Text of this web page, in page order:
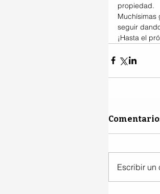
propiedad.
Muchísimas
seguir
¡Hasta el
Escribir un